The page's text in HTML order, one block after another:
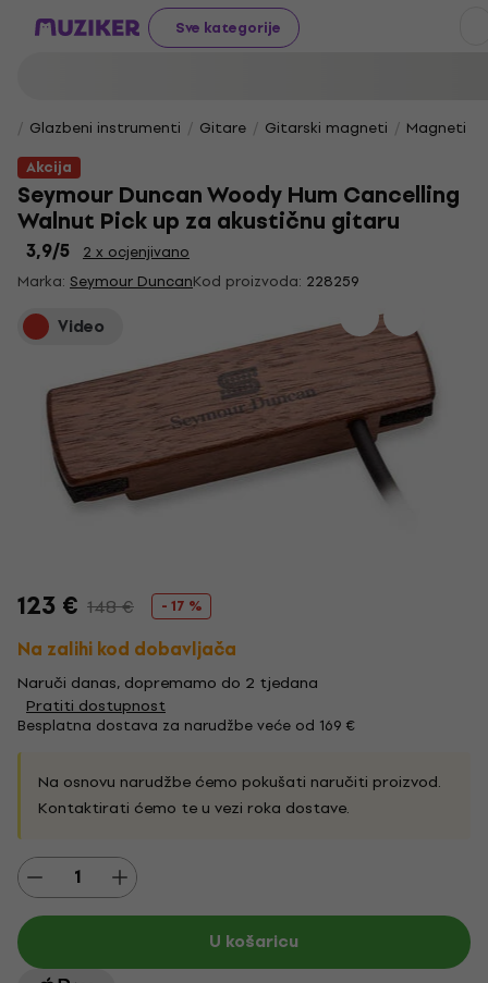
Sve kategorije
Glazbeni instrumenti Gitare Gitarski magneti
Magneti
Akcija
Seymour Duncan Woody Hum Cancelling
Walnut Pick up za akustičnu gitaru
3,9/5
2 x ocjenjivano
Marka: Seymour DuncanKod proizvoda: 228259
Video
123 € 148 € - 17 %
Na zalihi kod dobavljača
Naruči danas, dopremamo do 2 tjedana
Pratiti dostupnost
Besplatna dostava za narudžbe veće od 169 €
Na osnovu narudžbe ćemo pokušati naručiti proizvod.
Kontaktirati ćemo te u vezi roka dostave.
U košaricu